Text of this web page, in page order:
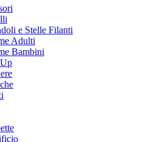
e Stelle Filanti
Adulti
Bambini